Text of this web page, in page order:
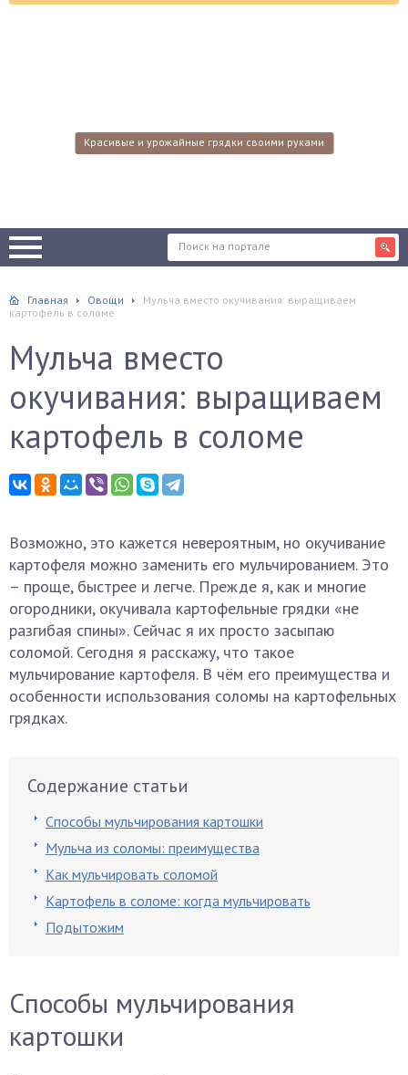
Красивые и урожайные грядки своими руками
Главная Овощи
Мульча вместо окучивания: выращиваем
картофель в соломе
Мульча вместо
окучивания: выращиваем
картофель в соломе
Возможно, это кажется невероятным, но окучивание
картофеля можно заменить его мульчированием. Это
– проще, быстрее и легче. Прежде я, как и многие
огородники, окучивала картофельные грядки «не
разгибая спины». Сейчас я их просто засыпаю
соломой. Сегодня я расскажу, что такое
мульчирование картофеля. В чём его преимущества и
особенности использования соломы на картофельных
грядках.
Содержание статьи
Способы мульчирования картошки
Мульча из соломы: преимущества
Как мульчировать соломой
Картофель в соломе: когда мульчировать
Подытожим
Способы мульчирования
картошки